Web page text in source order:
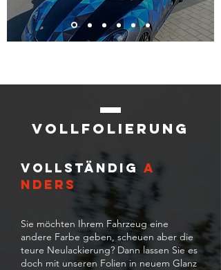
vollfolierung
VOLLSTÄNDIG A
NDERS
Sie möchten Ihrem Fahrzeug eine
andere Farbe geben, scheuen aber die
teure Neulackierung? Dann lassen Sie es
doch mit unseren Folien in neuem Glanz